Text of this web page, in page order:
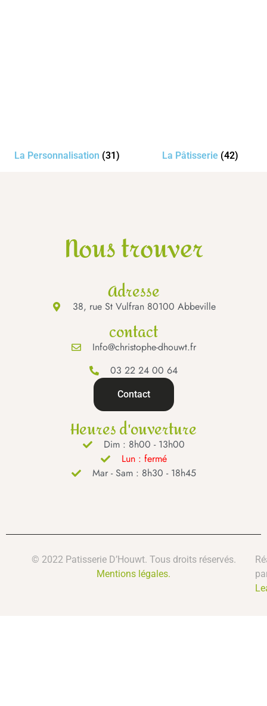
La Personnalisation (31) La Pâtisserie (42)
Nous trouver
Adresse
38, rue St Vulfran 80100 Abbeville
contact
Info@christophe-dhouwt.fr
03 22 24 00 64
Contact
Heures d'ouverture
Dim : 8h00 - 13h00
Lun : fermé
Mar - Sam : 8h30 - 18h45
© 2022 Patisserie D’Houwt. Tous droits réservés.
Mentions légales.